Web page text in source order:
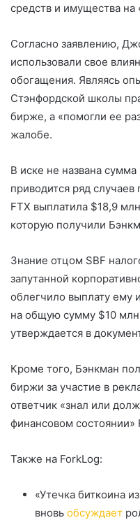
средств и имущества
Согласно заявлению,
использовали свое
обогащения. Являясь
Стэнфордской школы
бирже, а «помогли ее
жалобе.
В иске не названа
приводится ряд
FTX выплатила $18,9
которую получили
Знание отцом SBF
запутанной
облегчило выплату ему
на общую сумму $10 млн
утверждается в
Кроме того, Бэнкман
биржи за участие в
ответчик «знал или
финансовом состоянии»
Также на ForkLog:
«Утечка биткоина
вновь обсуждает